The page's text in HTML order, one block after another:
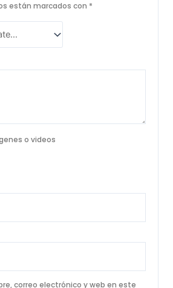
están marcados con *
o videos
correo electrónico y web en este